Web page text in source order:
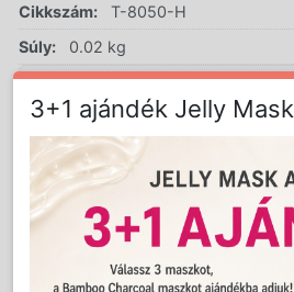
Cikkszám:
T-8050-H
Súly:
0.02 kg
LAKOSSÁGI ÁR (BRUTTÓ)
990 Ft
Jutalom: 20 pont
3+1 ajándék Jelly Mask